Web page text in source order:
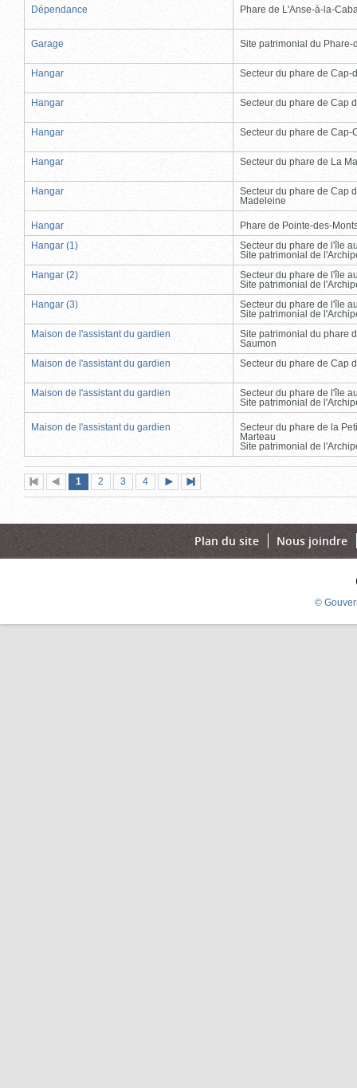
Dépendance Phare de L'Anse-à-la-
Garage Site patrimonial du Phare-
Hangar Secteur du phare de Cap-
Hangar Secteur du phare de Cap
Hangar Secteur du phare de Cap-
Hangar Secteur du phare de La
Hangar
Secteur du phare de Cap
Madeleine
Hangar
Phare de Pointe-des-
Hangar (1)
Secteur du phare de l'île
Site patrimonial de
Hangar (2)
Secteur du phare de l'île
Site patrimonial de
Hangar (3)
Secteur du phare de l'île
Site patrimonial de
Maison de l'assistant du gardien
Site patrimonial du phare
Saumon
Maison de l'assistant du gardien
Secteur du phare de Cap
Maison de l'assistant du gardien
Secteur du phare de l'île
Site patrimonial de
Maison de l'assistant du gardien
Secteur du phare de la
Marteau
Site patrimonial de
Première
page
Page
précédente
Page
1 (page
actuelle)
Page
2 Page
3 Page
4
suivante
page
Plan du site Nous joindre
©